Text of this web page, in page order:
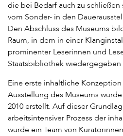
die bei Bedarf auch zu
vom Sonder- in den
Den Abschluss des Museums
Raum, in dem in einer
prominenter Leserinnen und
Staatsbibliothek wiedergegeben
Eine erste inhaltliche
Ausstellung des Museums
2010 erstellt. Auf dieser
arbeitsintensiver Prozess der
wurde ein Team von